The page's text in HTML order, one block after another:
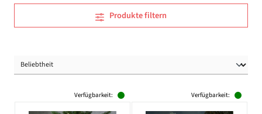
Produkte filtern
Verfügbarkeit: Verfügbarkeit: